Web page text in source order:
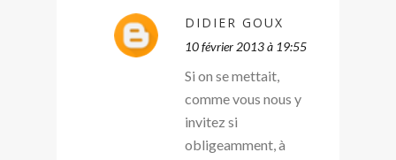
DIDIER GOUX
10 février 2013 à 19:55
Si on se mettait,
comme vous nous y
invitez si
obligeamment, à